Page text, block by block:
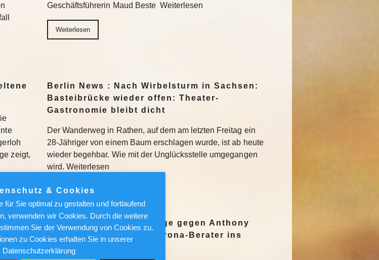
Geschäftsführerin Maud Beste Weiterlesen
Weiterlesen
zeigt,
Berlin News : Nach Wirbelsturm in Sachsen:
Basteibrücke wieder offen: Theater-
Gastronomie bleibt dicht
Der Wanderweg in Rathen, auf dem am letzten Freitag ein
28-Jähriger von einem Baum erschlagen wurde, ist ab heute
wieder begehbar. Wie mit der Unglücksstelle umgegangen
wird. Weiterlesen
Weiterlesen
Berlin News : Strafanzeige gegen Anthony
Fauci: Kommt der Ex-Corona-Berater ins
Gefängnis?
& Cookies
für Sie optimal zu gestalten und fortlaufend
verwenden wir Cookies. Durch die weitere
Sie der Verwendung von Cookies zu.
zu Cookies erhalten Sie in unserer
Datenschutzerklärung